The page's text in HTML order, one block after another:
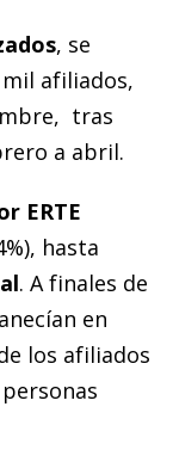
, se
afiliados,
tras
a abril.
ERTE
hasta
. A finales de
en
los afiliados